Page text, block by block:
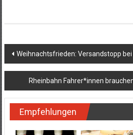
Beitragsnavigation
Weihnachtsfrieden: Versandstopp
Rheinbahn Fahrer*innen
Empfehlungen